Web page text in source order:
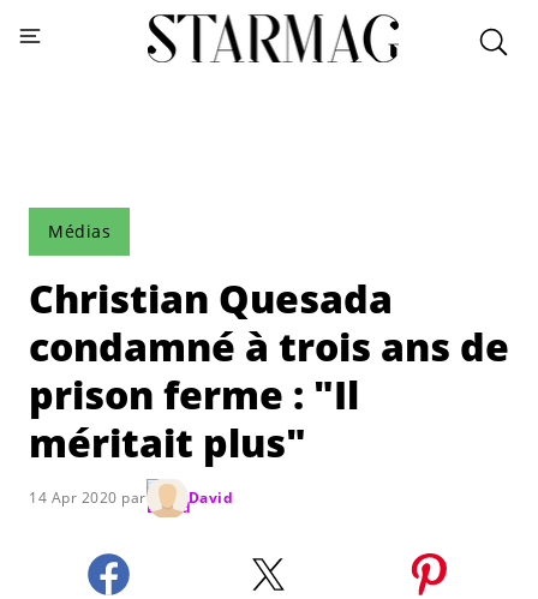
Médias
Christian Quesada
condamné à trois ans de
prison ferme : "Il
méritait plus"
14 Apr 2020 par David